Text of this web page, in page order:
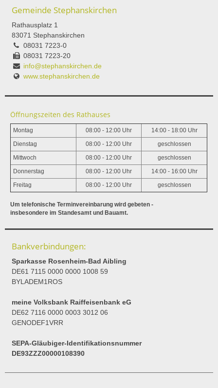
Gemeinde Stephanskirchen
Rathausplatz 1
83071 Stephanskirchen
08031 7223-0
08031 7223-20
info@stephanskirchen.de
www.stephanskirchen.de
Öffnungszeiten des Rathauses
Montag 08:00 - 12:00 Uhr 14:00 - 18:00 Uhr
Dienstag 08:00 - 12:00 Uhr geschlossen
Mittwoch 08:00 - 12:00 Uhr geschlossen
Donnerstag 08:00 - 12:00 Uhr 14:00 - 16:00 Uhr
Freitag 08:00 - 12:00 Uhr geschlossen
Um telefonische Terminvereinbarung wird gebeten -
insbesondere im Standesamt und Bauamt.
Bankverbindungen:
Sparkasse Rosenheim-Bad Aibling
DE61 7115 0000 0000 1008 59
BYLADEM1ROS
meine Volksbank Raiffeisenbank eG
DE62 7116 0000 0003 3012 06
GENODEF1VRR
SEPA-Gläubiger-Identifikationsnummer
DE93ZZZ00000108390